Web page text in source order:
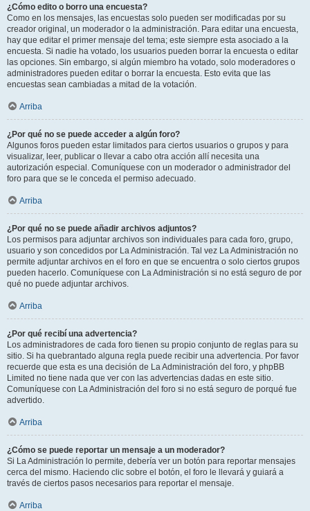
¿Cómo edito o borro una encuesta?
Como en los mensajes, las encuestas solo pueden ser modificadas por su
creador original, un moderador o la administración. Para editar una encuesta,
hay que editar el primer mensaje del tema; este siempre esta asociado a la
encuesta. Si nadie ha votado, los usuarios pueden borrar la encuesta o editar
las opciones. Sin embargo, si algún miembro ha votado, solo moderadores o
administradores pueden editar o borrar la encuesta. Esto evita que las
encuestas sean cambiadas a mitad de la votación.
Arriba
¿Por qué no se puede acceder a algún foro?
Algunos foros pueden estar limitados para ciertos usuarios o grupos y para
visualizar, leer, publicar o llevar a cabo otra acción allí necesita una
autorización especial. Comuníquese con un moderador o administrador del
foro para que se le conceda el permiso adecuado.
Arriba
¿Por qué no se puede añadir archivos adjuntos?
Los permisos para adjuntar archivos son individuales para cada foro, grupo,
usuario y son concedidos por La Administración. Tal vez La Administración no
permite adjuntar archivos en el foro en que se encuentra o solo ciertos grupos
pueden hacerlo. Comuníquese con La Administración si no está seguro de por
qué no puede adjuntar archivos.
Arriba
¿Por qué recibí una advertencia?
Los administradores de cada foro tienen su propio conjunto de reglas para su
sitio. Si ha quebrantado alguna regla puede recibir una advertencia. Por favor
recuerde que esta es una decisión de La Administración del foro, y phpBB
Limited no tiene nada que ver con las advertencias dadas en este sitio.
Comuníquese con La Administración del foro si no está seguro de porqué fue
advertido.
Arriba
¿Cómo se puede reportar un mensaje a un moderador?
Si La Administración lo permite, debería ver un botón para reportar mensajes
cerca del mismo. Haciendo clic sobre el botón, el foro le llevará y guiará a
través de ciertos pasos necesarios para reportar el mensaje.
Arriba